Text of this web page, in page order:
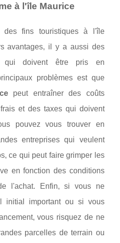
à l'île Maurice
fins touristiques à l'île
avantages, il y a aussi des
qui doivent être pris en
problèmes est que
peut entraîner des coûts
et des taxes qui doivent
pouvez vous trouver en
entreprises qui veulent
ce qui peut faire grimper les
en fonction des conditions
l'achat. Enfin, si vous ne
initial important ou si vous
vous risquez de ne
parcelles de terrain ou